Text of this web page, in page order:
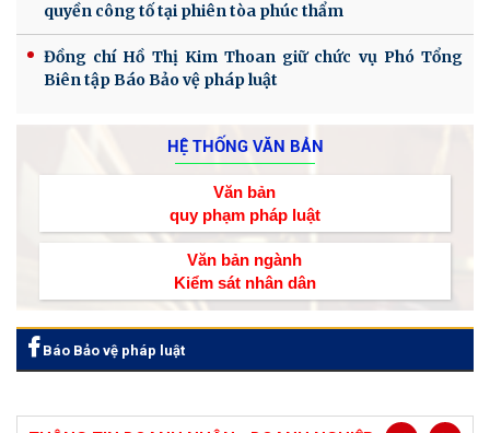
quyền công tố tại phiên tòa phúc thẩm
Đồng chí Hồ Thị Kim Thoan giữ chức vụ Phó Tổng
Biên tập Báo Bảo vệ pháp luật
HỆ THỐNG VĂN BẢN
Văn bản
quy phạm pháp luật
Văn bản ngành
Kiểm sát nhân dân
Báo Bảo vệ pháp luật